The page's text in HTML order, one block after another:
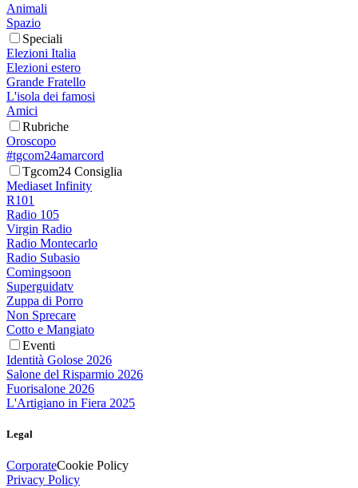
Animali
Spazio
Speciali
Elezioni Italia
Elezioni estero
Grande Fratello
L'isola dei famosi
Amici
Rubriche
Oroscopo
#tgcom24amarcord
Tgcom24 Consiglia
Mediaset Infinity
R101
Radio 105
Virgin Radio
Radio Montecarlo
Radio Subasio
Comingsoon
Superguidatv
Zuppa di Porro
Non Sprecare
Cotto e Mangiato
Eventi
Identità Golose 2026
Salone del Risparmio 2026
Fuorisalone 2026
L'Artigiano in Fiera 2025
Legal
CorporateCookie Policy
Privacy Policy